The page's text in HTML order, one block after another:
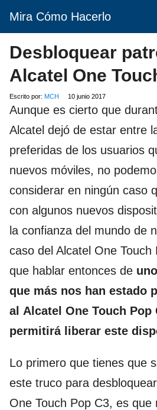
Mira Cómo Hacerlo
Desbloquear
Alcatel One
Escrito por: MCH 10 junio 2017
Aunque es cierto que
Alcatel dejó de estar entre
preferidas de los usuarios
nuevos móviles, no
considerar en ningún caso
con algunos nuevos
la confianza del mundo de
caso del Alcatel One Touch
que hablar entonces de
que más nos han estado
al Alcatel One Touch Pop
permitirá liberar este
Lo primero que tienes que
este truco para
One Touch Pop C3, es que